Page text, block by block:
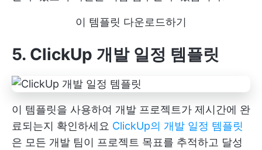
이 템플릿 다운로드하기
5. ClickUp 개발 일정 템플릿
이 템플릿을 사용하여 개발 프로젝트가 제시간에 완
료되는지 확인하세요 ClickUp의 개발 일정 템플릿
은 모든 개발 팀이 프로젝트 목표를 추적하고 달성